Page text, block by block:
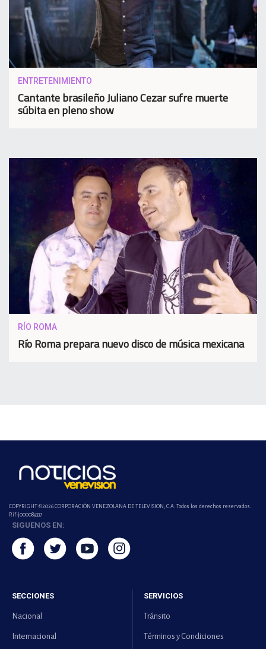
ENTRETENIMIENTO
Cantante brasileño Juliano Cezar sufre muerte
súbita en pleno show
RÍO ROMA
Río Roma prepara nuevo disco de música mexicana
COPYRIGHT ©2026 CORPORACIÓN VENEZOLANA DE TELEVISION, C.A. Todos los derechos reservados.
Rif-j000089337
SIGUENOS EN:
SECCIONES
Nacional
Internacional
SERVICIOS
Tránsito
Términos y Condiciones